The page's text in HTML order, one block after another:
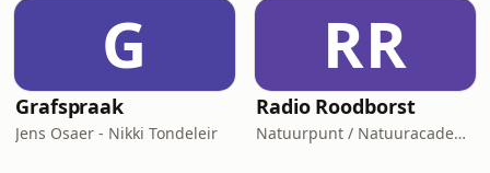
G
Grafspraak
Jens Osaer - Nikki Tondeleir
RR
Radio Roodborst
Natuurpunt / Natuuracademie